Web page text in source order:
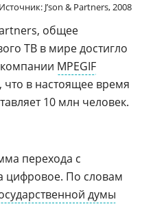
Источник: J’son & Partners, 2008
общее
ТВ в мире достигло
MPEGIF
что в настоящее время
10 млн человек.
перехода с
цифровое. По словам
думы